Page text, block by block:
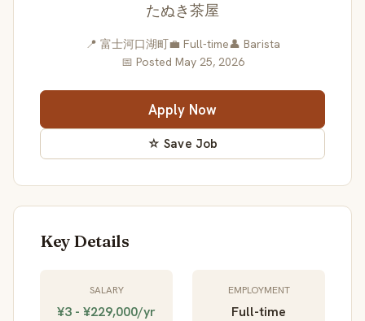
たぬき茶屋
📍 富士河口湖町💼 Full-time👤 Barista
📅 Posted May 25, 2026
Apply Now
☆ Save Job
Key Details
SALARY
¥3 - ¥229,000/yr
EMPLOYMENT
Full-time